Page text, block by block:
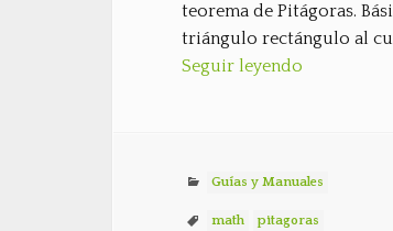
teorema de Pitágoras.
triángulo rectángulo al
Seguir leyendo
Guías y Manuales
math pitagoras